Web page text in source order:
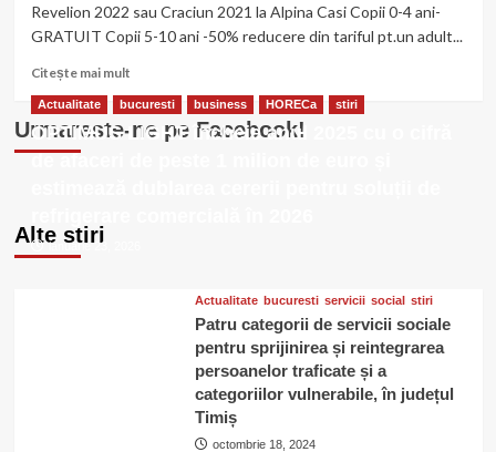
Revelion 2022 sau Craciun 2021 la Alpina Casi Copii 0-4 ani-
GRATUIT Copii 5-10 ani -50% reducere din tariful pt.un adult...
Citește mai multCitește
multe
despre
Urmareste-ne pe Facebook!
Alte stiri
Actualitate bucuresti business HORECa stiri
OPTIMUS LIGHT încheie anul 2025 cu o cifră
de afaceri de peste 1 milion de euro și
ianuarie 23, 2026
Actualitate bucuresti servicii social stiri
Patru categorii de servicii sociale
pentru sprijinirea și reintegrarea
persoanelor traficate și a
categoriilor vulnerabile, în județul
Timiș
octombrie 18, 2024